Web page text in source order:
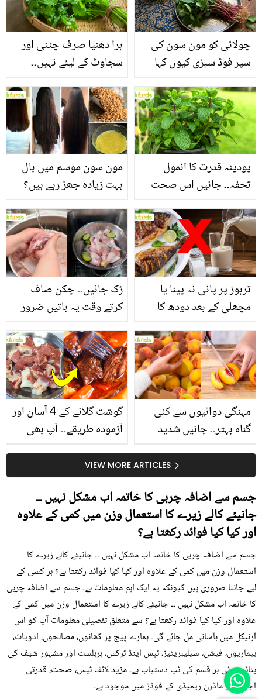
ہرا دھنیا صرف چٹنی اور
سجاوٹ کے لیئے نہیں۔۔
انگیز فوائد جو شاید ہی آپ
کو معلوم ہوں
چولائی کو مون سون کی
سپر فوڈ سبزی کیوں کہا
منرلز اور اینٹی آکسیڈنٹس
سے بھرپور اس سبزی کے
فائدے
مون سون موسم میں بال
بہت زیادہ جھڑ رہے ہیں؟
بنانے کے چند قدرتی طریقے
پودینہ قدرت کا انمول
تحفہ۔۔ جانیں اس صحت
انگیز طبی فوائد
رُک جائیں۔۔ چکن صاف
کرتے وقت یہ باتیں ضرور
تربوز پر پانی نہ پینا یا
مچھلی کے بعد دودھ کا
سے متعلق غلط فہمیوں کی
حقیقت کیا ہے اور افواہ
کیا؟
گوشت گلانے کے 4 آسان اور
آزمودہ طریقے۔۔ آپ بھی
بتائے راز
مہنگی دوائیوں سے کئی
گناہ بہتر۔۔ جانیں شدید
کیوں کھانا چاہیے؟ VIEW MORE ARTICLES
جسم سے اضافہ چربی کا خاتمہ اب مشکل نہیں ۔۔
جانیئے کالے زیرے کا استعمال وزن میں کمی کے علاوہ
اور کیا کیا فوائد رکھتا ہے؟
جسم سے اضافہ چربی کا خاتمہ اب مشکل نہیں ۔۔ جانیئے کالے زیرے کا
استعمال وزن میں کمی کے علاوہ اور کیا کیا فوائد رکھتا ہے؟ ہر کسی کے
لیے جاننا ضروری ہیں کیونکہ یہ ایک اہم معلومات ہے۔ جسم سے اضافہ چربی
کا خاتمہ اب مشکل نہیں ۔۔ جانیئے کالے زیرے کا استعمال وزن میں کمی کے
علاوہ اور کیا کیا فوائد رکھتا ہے؟ سے متعلق تفصیلی معلومات آپ کو اس
آرٹیکل میں بآسانی مل جائے گی۔ ہمارے پیج پر کھانوں، مصالحوں، ادویات،
بیماریوں، فیشن، سیلیبریٹیز، ٹپس اینڈ ٹرکس، ہربلسٹ اور مشہور شیف کی
بتائی ہوئی ہر قسم کی ٹپ دستیاب ہے۔ مزید لائف ٹپس، صحت، قدرتی
اجزاء اور ماڈرن ریمیڈی کے فوڈز میں موجود ہے۔